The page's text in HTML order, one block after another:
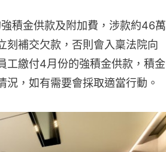
積金供款及附加費，涉款約46萬
刻補交欠款，否則會入稟法院向
工繳付4月份的強積金供款，積金
，如有需要會採取適當行動。